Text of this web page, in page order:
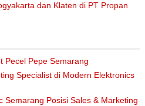
dan Klaten di PT Propan
Pecel Pepe Semarang
Specialist di Modern Elektronics
Semarang Posisi Sales & Marketing